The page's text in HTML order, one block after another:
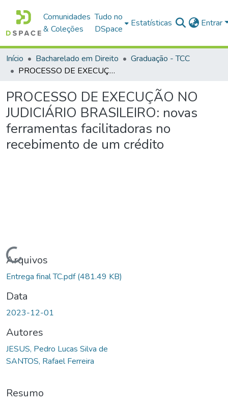
Comunidades
& Coleções
Tudo no
DSpace
Estatísticas Entrar
Início Bacharelado em Direito
Graduação - TCC
PROCESSO DE EXECUÇÃO NO JUDICIÁRIO BRASILEIRO: novas ferramentas facilitadoras no recebimento de um crédito
PROCESSO DE EXECUÇÃO NO
JUDICIÁRIO BRASILEIRO: novas
ferramentas facilitadoras no
recebimento de um crédito
Carregando...
Arquivos
Entrega final TC.pdf(481.49 KB)
Data
2023-12-01
Autores
JESUS, Pedro Lucas Silva de
SANTOS, Rafael Ferreira
Resumo